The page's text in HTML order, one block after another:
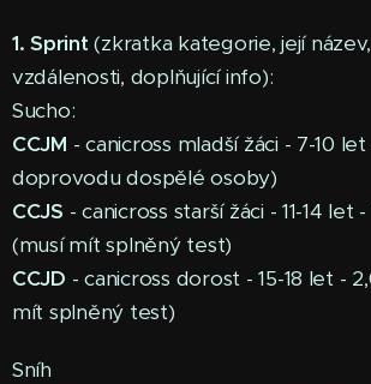
1. Sprint(zkratka kategorie, její
vzdálenosti, doplňující info):
Sucho:
CCJM - canicross mladší žáci - 7-10
doprovodu dospělé osoby)
CCJS - canicross starší žáci - 11-14 let
(musí mít splněný test)
CCJD - canicross dorost - 15-18 let -
mít splněný test)
Sníh